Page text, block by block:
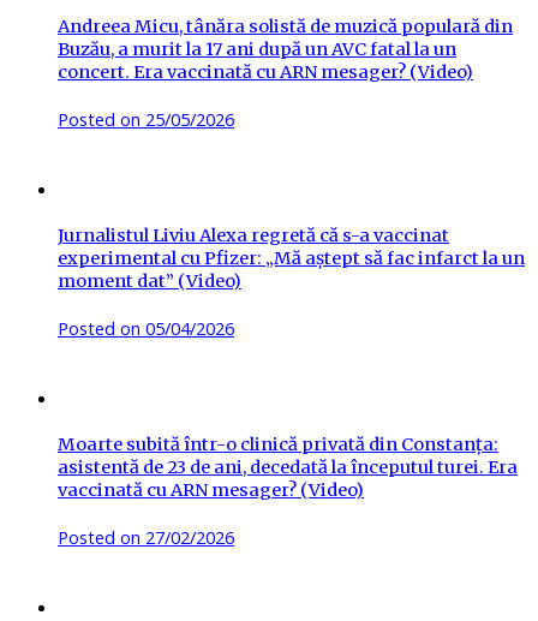
Andreea Micu, tânăra solistă de muzică populară din
Buzău, a murit la 17 ani după un AVC fatal la un
concert. Era vaccinată cu ARN mesager? (Video)
Posted on 25/05/2026
Jurnalistul Liviu Alexa regretă că s-a vaccinat
experimental cu Pfizer: „Mă aștept să fac infarct la un
moment dat” (Video)
Posted on 05/04/2026
Moarte subită într-o clinică privată din Constanța:
asistentă de 23 de ani, decedată la începutul turei. Era
vaccinată cu ARN mesager? (Video)
Posted on 27/02/2026